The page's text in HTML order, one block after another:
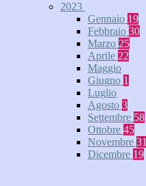
2023
Gennaio 19
Febbraio 30
Marzo 25
Aprile 22
Maggio
Giugno 1
Luglio
Agosto 3
Settembre 58
Ottobre 45
Novembre 31
Dicembre 19